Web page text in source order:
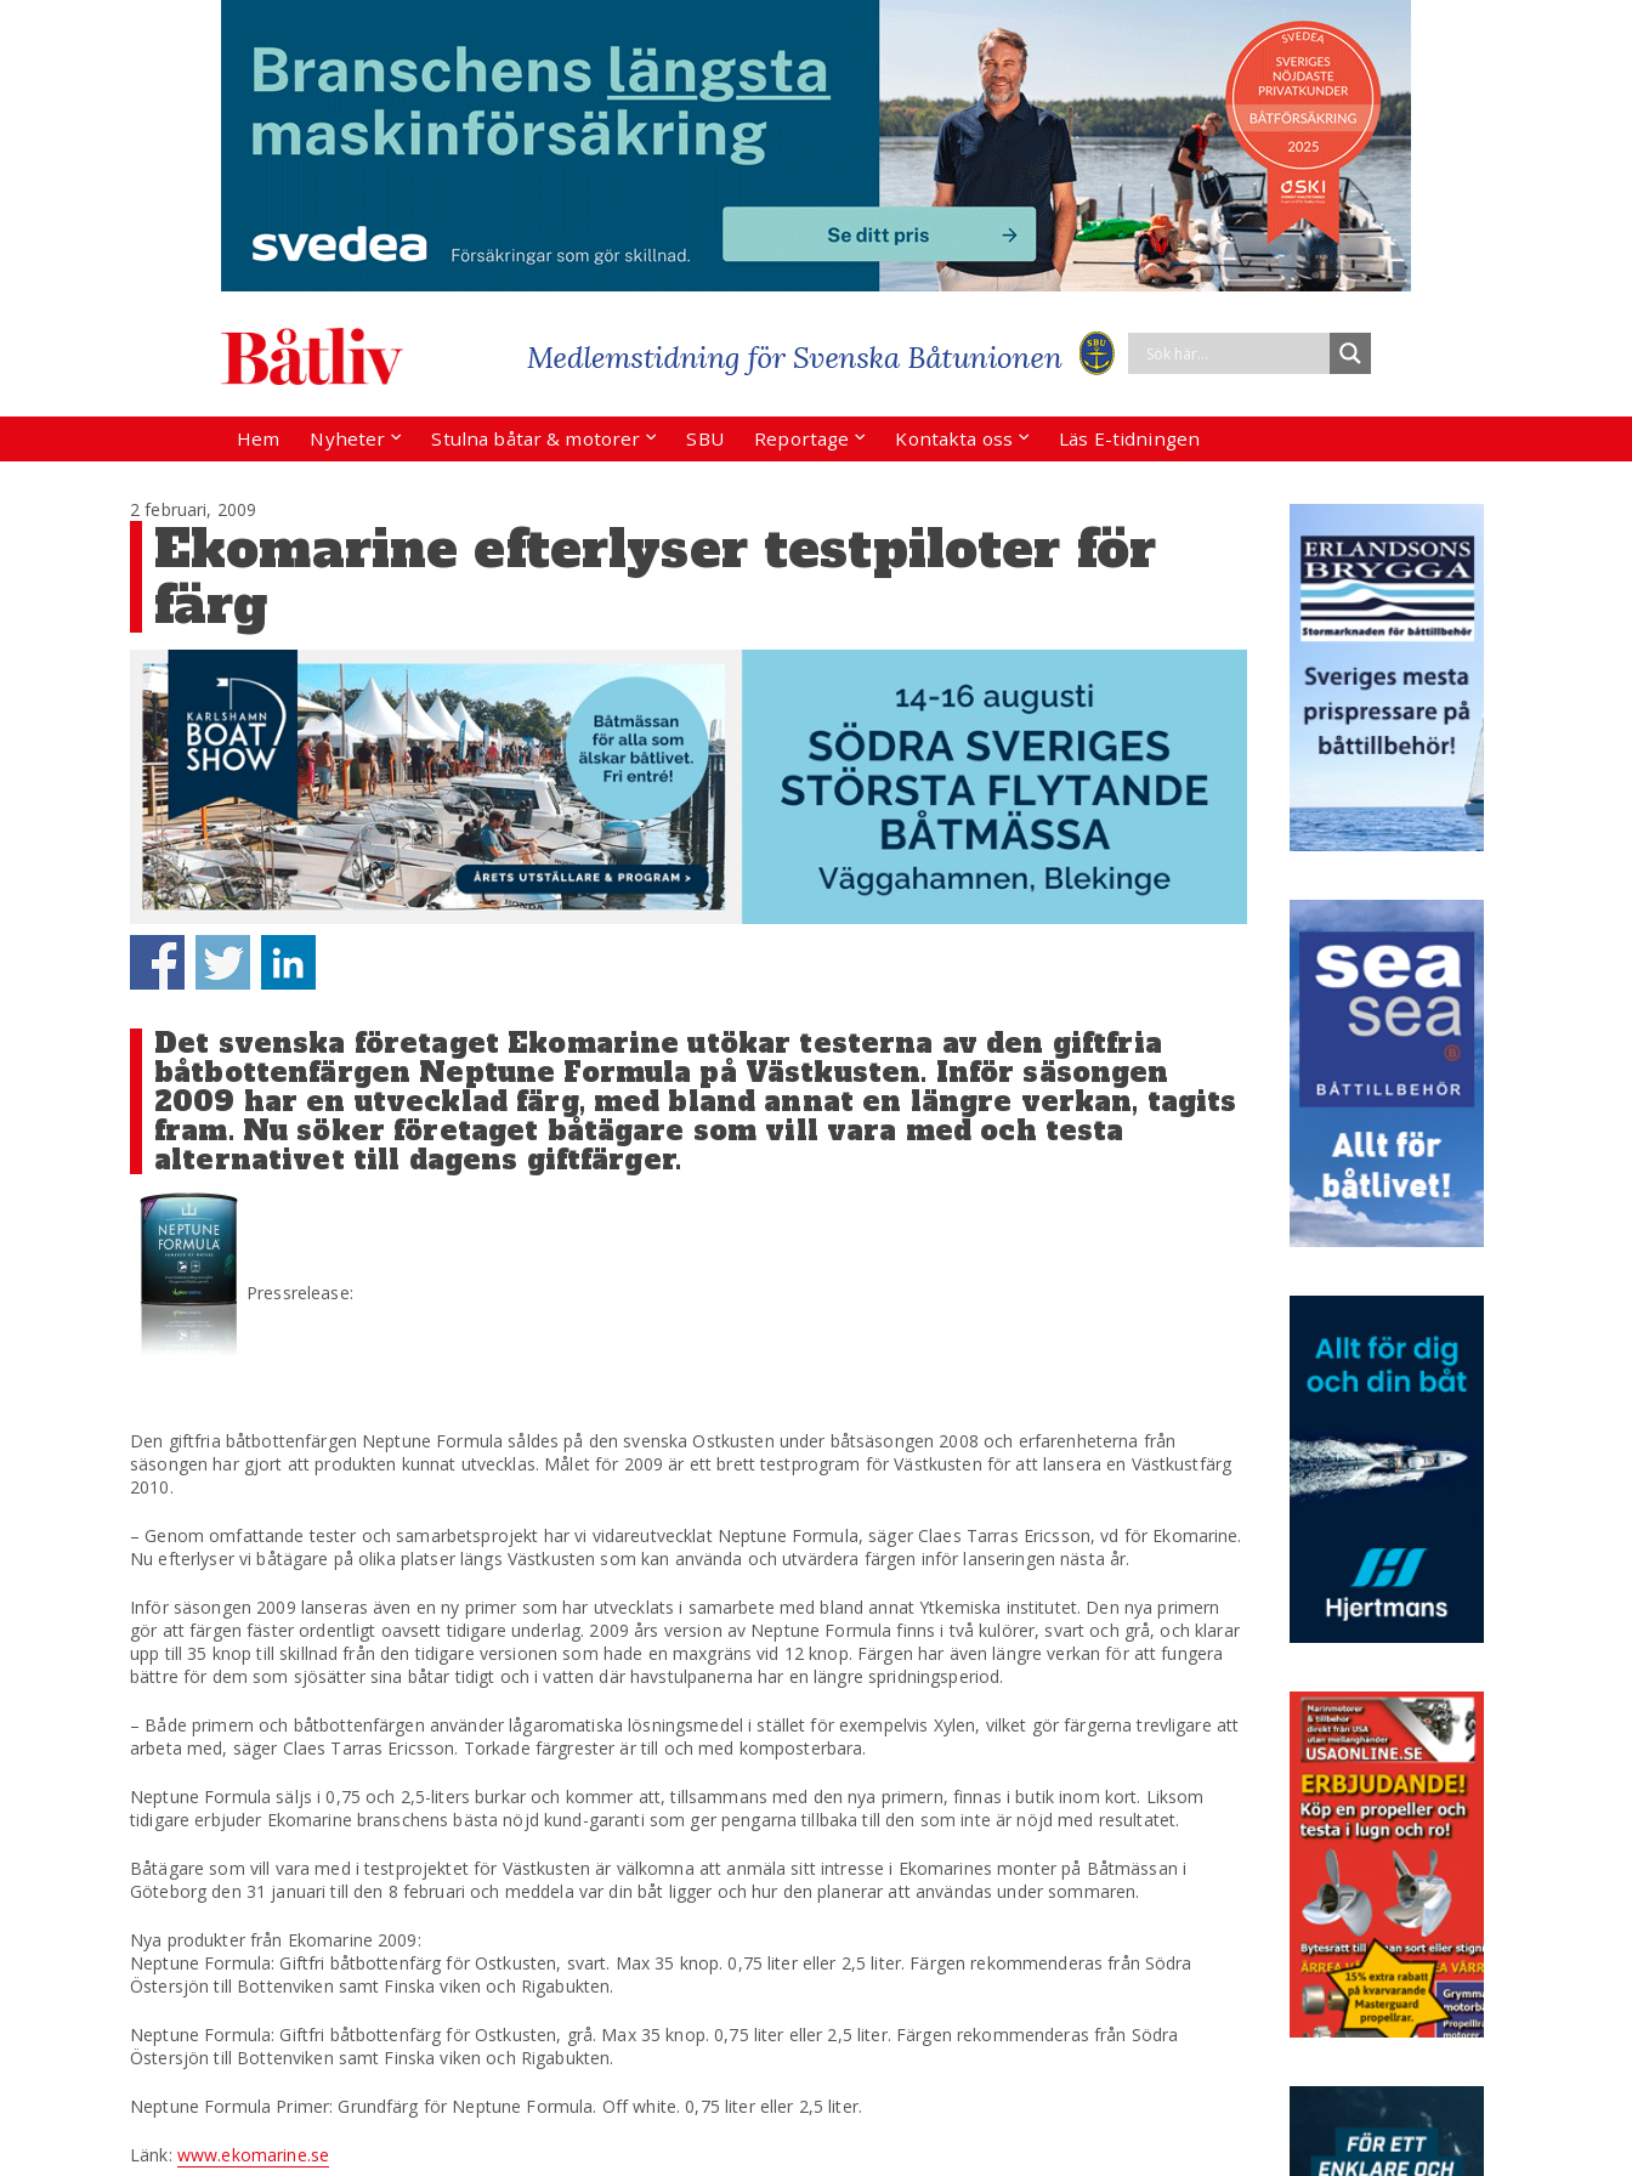
Hem Nyheter Stulna båtar & motorer SBU Reportage Kontakta oss Läs E-tidningen
2 februari, 2009
Ekomarine efterlyser testpiloter för
färg
Det svenska företaget Ekomarine utökar testerna av den giftfria
båtbottenfärgen Neptune Formula på Västkusten. Inför säsongen
2009 har en utvecklad färg, med bland annat en längre verkan, tagits
fram. Nu söker företaget båtägare som vill vara med och testa
alternativet till dagens giftfärger.
Pressrelease:
Den giftfria båtbottenfärgen Neptune Formula såldes på den svenska Ostkusten under båtsäsongen 2008 och erfarenheterna från
säsongen har gjort att produkten kunnat utvecklas. Målet för 2009 är ett brett testprogram för Västkusten för att lansera en Västkustfärg
2010.
– Genom omfattande tester och samarbetsprojekt har vi vidareutvecklat Neptune Formula, säger Claes Tarras Ericsson, vd för Ekomarine.
Nu efterlyser vi båtägare på olika platser längs Västkusten som kan använda och utvärdera färgen inför lanseringen nästa år.
Inför säsongen 2009 lanseras även en ny primer som har utvecklats i samarbete med bland annat Ytkemiska institutet. Den nya primern
gör att färgen fäster ordentligt oavsett tidigare underlag. 2009 års version av Neptune Formula finns i två kulörer, svart och grå, och klarar
upp till 35 knop till skillnad från den tidigare versionen som hade en maxgräns vid 12 knop. Färgen har även längre verkan för att fungera
bättre för dem som sjösätter sina båtar tidigt och i vatten där havstulpanerna har en längre spridningsperiod.
– Både primern och båtbottenfärgen använder lågaromatiska lösningsmedel i stället för exempelvis Xylen, vilket gör färgerna trevligare att
arbeta med, säger Claes Tarras Ericsson. Torkade färgrester är till och med komposterbara.
Neptune Formula säljs i 0,75 och 2,5-liters burkar och kommer att, tillsammans med den nya primern, finnas i butik inom kort. Liksom
tidigare erbjuder Ekomarine branschens bästa nöjd kund-garanti som ger pengarna tillbaka till den som inte är nöjd med resultatet.
Båtägare som vill vara med i testprojektet för Västkusten är välkomna att anmäla sitt intresse i Ekomarines monter på Båtmässan i
Göteborg den 31 januari till den 8 februari och meddela var din båt ligger och hur den planerar att användas under sommaren.
Nya produkter från Ekomarine 2009:
Neptune Formula: Giftfri båtbottenfärg för Ostkusten, svart. Max 35 knop. 0,75 liter eller 2,5 liter. Färgen rekommenderas från Södra
Östersjön till Bottenviken samt Finska viken och Rigabukten.
Neptune Formula: Giftfri båtbottenfärg för Ostkusten, grå. Max 35 knop. 0,75 liter eller 2,5 liter. Färgen rekommenderas från Södra
Östersjön till Bottenviken samt Finska viken och Rigabukten.
Neptune Formula Primer: Grundfärg för Neptune Formula. Off white. 0,75 liter eller 2,5 liter.
Länk: www.ekomarine.se